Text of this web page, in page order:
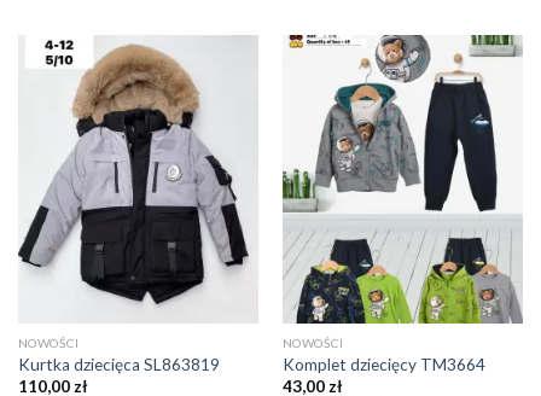
NOWOŚCI
Kurtka dziecięca SL863819
110,00 zł
NOWOŚCI
Komplet dziecięcy TM3664
43,00 zł